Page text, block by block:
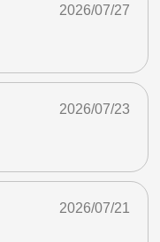
2026/07/27
2026/07/23
2026/07/21